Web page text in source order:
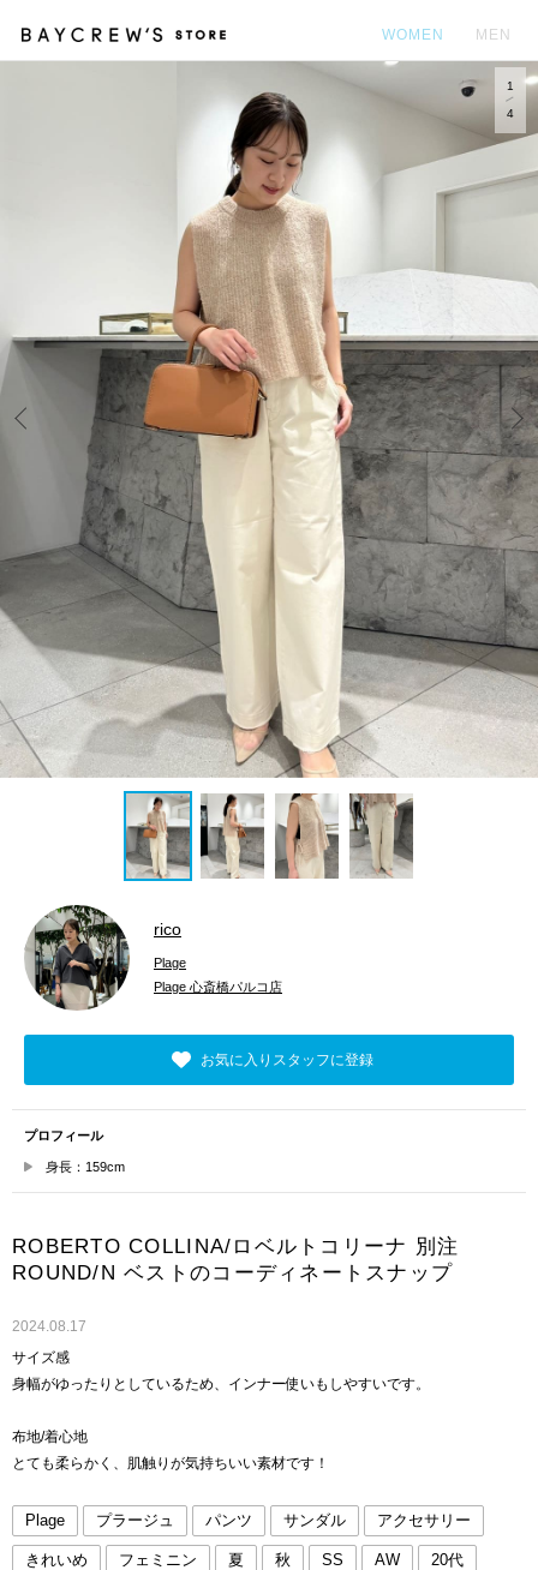
WOMEN MEN
1
4
rico
Plage
Plage 心斎橋パルコ店
お気に入りスタッフに登録
プロフィール
身長：159cm
ROBERTO COLLINA/ロベルトコリーナ 別注
ROUND/N ベストのコーディネートスナップ
2024.08.17
サイズ感
身幅がゆったりとしているため、インナー使いもしやすいです。
布地/着心地
とても柔らかく、肌触りが気持ちいい素材です！
Plage プラージュ パンツ サンダル アクセサリー
きれいめ フェミニン 夏 秋 SS AW 20代